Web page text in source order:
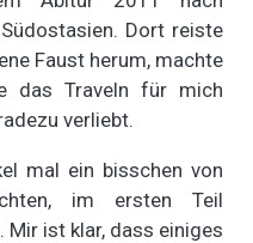
Dort reiste
Faust herum, machte
das Traveln für mich
verliebt.
mal ein bisschen von
im ersten Teil
ist klar, dass einiges